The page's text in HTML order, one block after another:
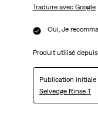
Traduire avec Google
Oui, Je
Produit utilisé depuis
Publication initiale
Selvedge Rinse T